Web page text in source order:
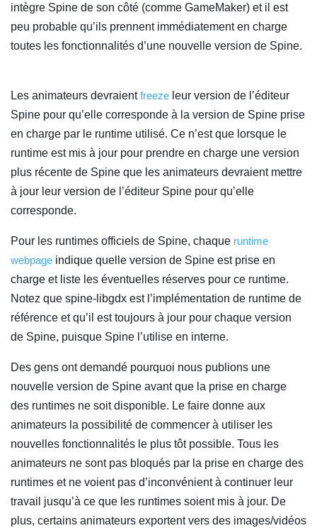
intègre Spine de son côté (comme GameMaker) et il est
peu probable qu’ils prennent immédiatement en charge
toutes les fonctionnalités d’une nouvelle version de Spine.
Les animateurs devraientfreeze leur version de l’éditeur
Spine pour qu’elle corresponde à la version de Spine prise
en charge par le runtime utilisé. Ce n’est que lorsque le
runtime est mis à jour pour prendre en charge une version
plus récente de Spine que les animateurs devraient mettre
à jour leur version de l’éditeur Spine pour qu’elle
corresponde.
Pour les runtimes officiels de Spine, chaque runtime
webpage indique quelle version de Spine est prise en
charge et liste les éventuelles réserves pour ce runtime.
Notez que spine-libgdx est l’implémentation de runtime de
référence et qu’il est toujours à jour pour chaque version
de Spine, puisque Spine l’utilise en interne.
Des gens ont demandé pourquoi nous publions une
nouvelle version de Spine avant que la prise en charge
des runtimes ne soit disponible. Le faire donne aux
animateurs la possibilité de commencer à utiliser les
nouvelles fonctionnalités le plus tôt possible. Tous les
animateurs ne sont pas bloqués par la prise en charge des
runtimes et ne voient pas d’inconvénient à continuer leur
travail jusqu’à ce que les runtimes soient mis à jour. De
plus, certains animateurs exportent vers des images/vidéos